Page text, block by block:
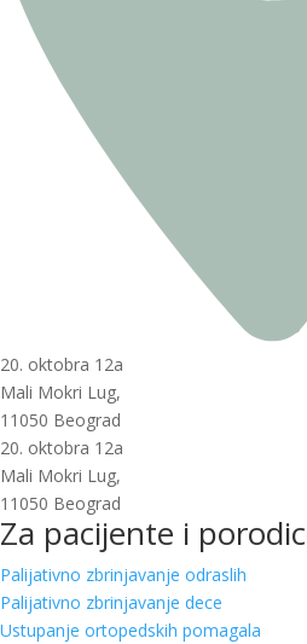
20. oktobra 12a
Mali Mokri Lug,
11050 Beograd
20. oktobra 12a
Mali Mokri Lug,
11050 Beograd
Za pacijente i
Palijativno zbrinjavanje odraslih
Palijativno zbrinjavanje dece
Ustupanje ortopedskih pomagala